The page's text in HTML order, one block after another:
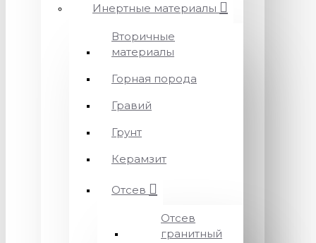
Инертные материалы
Вторичные
материалы
Горная порода
Гравий
Грунт
Керамзит
Отсев
Отсев
гранитный